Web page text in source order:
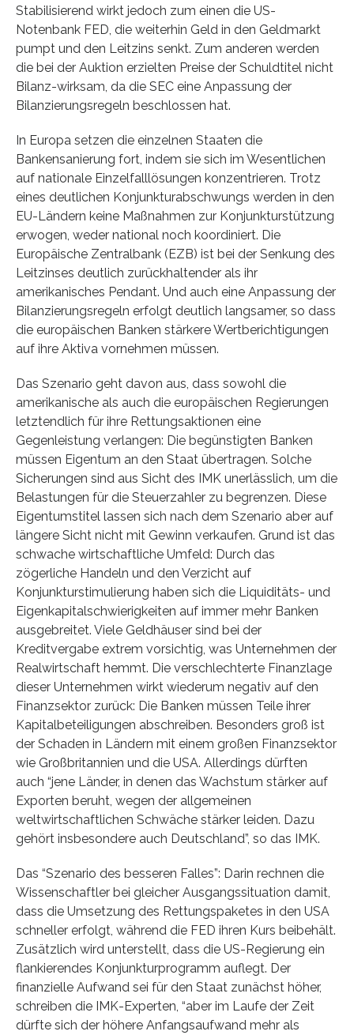
Stabilisierend wirkt jedoch zum einen die US-
Notenbank FED, die weiterhin Geld in den Geldmarkt
pumpt und den Leitzins senkt. Zum anderen werden
die bei der Auktion erzielten Preise der Schuldtitel nicht
Bilanz-wirksam, da die SEC eine Anpassung der
Bilanzierungsregeln beschlossen hat.
In Europa setzen die einzelnen Staaten die
Bankensanierung fort, indem sie sich im Wesentlichen
auf nationale Einzelfalllösungen konzentrieren. Trotz
eines deutlichen Konjunkturabschwungs werden in den
EU-Ländern keine Maßnahmen zur Konjunkturstützung
erwogen, weder national noch koordiniert. Die
Europäische Zentralbank (EZB) ist bei der Senkung des
Leitzinses deutlich zurückhaltender als ihr
amerikanisches Pendant. Und auch eine Anpassung der
Bilanzierungsregeln erfolgt deutlich langsamer, so dass
die europäischen Banken stärkere Wertberichtigungen
auf ihre Aktiva vornehmen müssen.
Das Szenario geht davon aus, dass sowohl die
amerikanische als auch die europäischen Regierungen
letztendlich für ihre Rettungsaktionen eine
Gegenleistung verlangen: Die begünstigten Banken
müssen Eigentum an den Staat übertragen. Solche
Sicherungen sind aus Sicht des IMK unerlässlich, um die
Belastungen für die Steuerzahler zu begrenzen. Diese
Eigentumstitel lassen sich nach dem Szenario aber auf
längere Sicht nicht mit Gewinn verkaufen. Grund ist das
schwache wirtschaftliche Umfeld: Durch das
zögerliche Handeln und den Verzicht auf
Konjunkturstimulierung haben sich die Liquiditäts- und
Eigenkapitalschwierigkeiten auf immer mehr Banken
ausgebreitet. Viele Geldhäuser sind bei der
Kreditvergabe extrem vorsichtig, was Unternehmen der
Realwirtschaft hemmt. Die verschlechterte Finanzlage
dieser Unternehmen wirkt wiederum negativ auf den
Finanzsektor zurück: Die Banken müssen Teile ihrer
Kapitalbeteiligungen abschreiben. Besonders groß ist
der Schaden in Ländern mit einem großen Finanzsektor
wie Großbritannien und die USA. Allerdings dürften
auch “jene Länder, in denen das Wachstum stärker auf
Exporten beruht, wegen der allgemeinen
weltwirtschaftlichen Schwäche stärker leiden. Dazu
gehört insbesondere auch Deutschland”, so das IMK.
Das “Szenario des besseren Falles”: Darin rechnen die
Wissenschaftler bei gleicher Ausgangssituation damit,
dass die Umsetzung des Rettungspaketes in den USA
schneller erfolgt, während die FED ihren Kurs beibehält.
Zusätzlich wird unterstellt, dass die US-Regierung ein
flankierendes Konjunkturprogramm auflegt. Der
finanzielle Aufwand sei für den Staat zunächst höher,
schreiben die IMK-Experten, “aber im Laufe der Zeit
dürfte sich der höhere Anfangsaufwand mehr als